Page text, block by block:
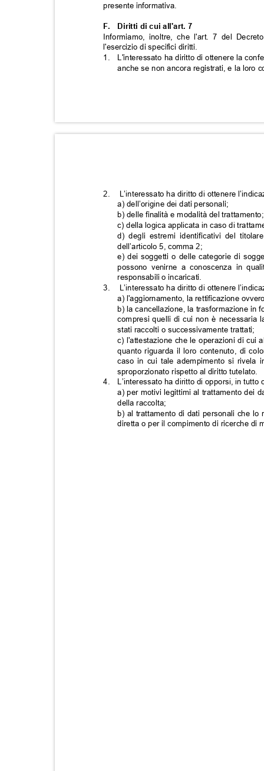
presente informativa.
F. Diritti di cui all'art. 7
Informiamo, inoltre, che l'art. 7 del
l'esercizio di specifici diritti.
1. L'interessato ha diritto di ottenere la
anche se non ancora registrati, e la loro
2. L’interessato ha diritto di ottenere
a) dell’origine dei dati personali;
b) delle finalità e modalità del
c) della logica applicata in caso di
d) degli estremi identificativi del
dell’articolo 5, comma 2;
e) dei soggetti o delle categorie di
possono venirne a conoscenza in
responsabili o incaricati.
3.
L’interessato ha diritto di ottenere
a) l'aggiornamento, la rettificazione
b) la cancellazione, la trasformazione in
compresi quelli di cui non è
stati raccolti o successivamente trattati;
c) l'attestazione che le operazioni di cui
quanto riguarda il loro contenuto, di
caso in cui tale adempimento si rivela
sproporzionato rispetto al diritto tutelato.
4. L’interessato ha diritto di opporsi, in
a) per motivi legittimi al trattamento dei
della raccolta;
b) al trattamento di dati personali che
diretta o per il compimento di ricerche